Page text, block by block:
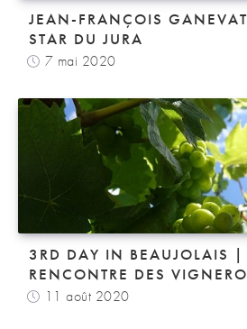
JEAN-FRANÇOIS
STAR DU JURA
7 mai 2020
3RD DAY IN BEAUJOLAIS
RENCONTRE DES
11 août 2020